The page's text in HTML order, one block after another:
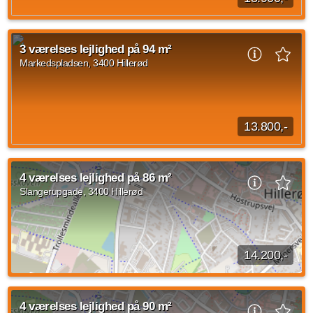
4 værelses lejlighed beliggende Markedsstræde, Hillerød med
en størrelse på 158 kvadratmeter ledig fra den 15. oktober
2026. Husleje er på 18.900 DKK...
Kilde: FindBolig.nu
3 værelses lejlighed på 94 m²
Markedspladsen, 3400 Hillerød
13.800,-
3 værelses lejlighed beliggende Markedspladsen, Hillerød på
94 m2. Husleje er på 13.800 kroner og forbrug er sat til 2.100
kroner. Der er husdyr tilladt...
Kilde: FindBolig.nu
3 vær. 94 m² efter aftale
4 værelses lejlighed på 86 m²
Slangerupgade, 3400 Hillerød
14.200,-
Rummelig 4-værelses lejlighed med plads til familienDenne 4-
værelses lejlighed henvender sig til familien, der ønsker god
4 værelses lejlighed på 90 m²